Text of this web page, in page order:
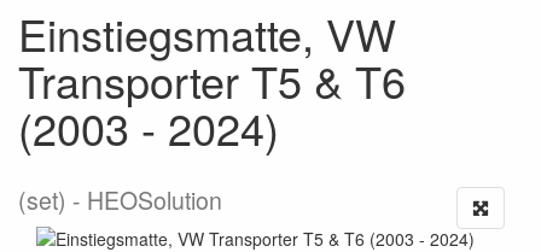
Einstiegsmatte, VW
Transporter T5 & T6
(2003 - 2024)
(set) HEOSolution